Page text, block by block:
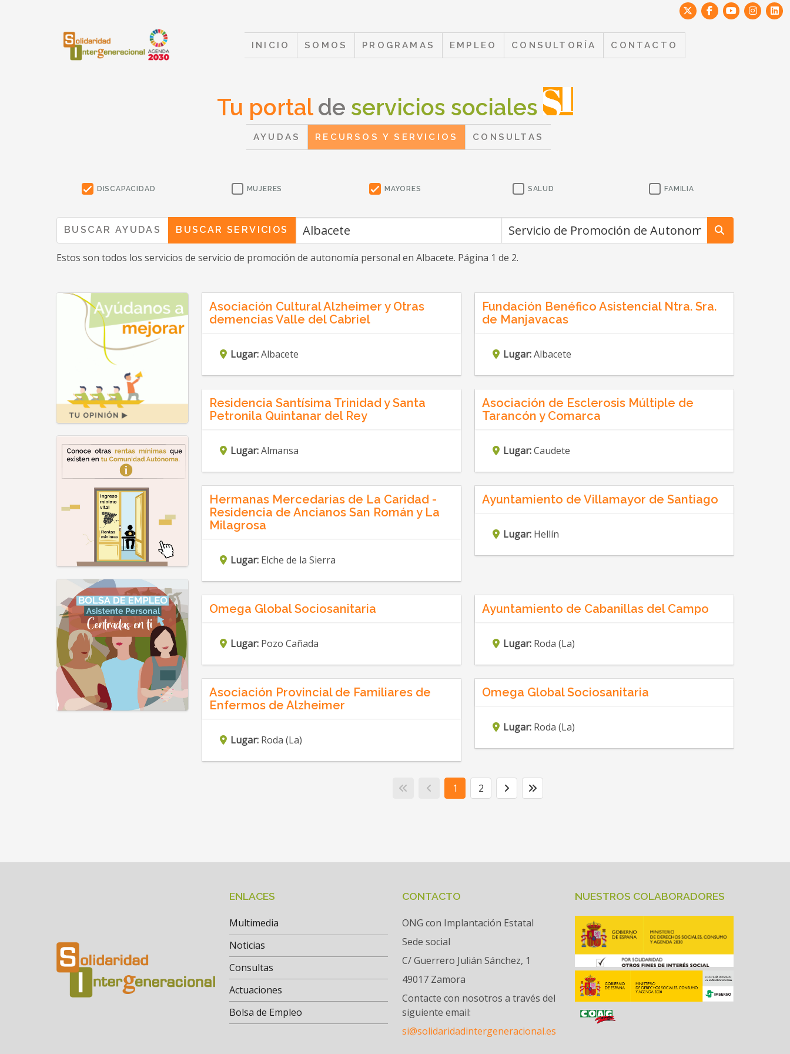
INICIO SOMOS PROGRAMAS EMPLEO CONSULTORÍA CONTACTO
Tu portal de servicios sociales
AYUDAS RECURSOS Y SERVICIOS CONSULTAS
DISCAPACIDAD MUJERES MAYORES SALUD FAMILIA
BUSCAR AYUDAS BUSCAR SERVICIOS
Estos son todos los servicios de servicio de promoción de autonomía personal en Albacete. Página 1 de 2.
Asociación Cultural Alzheimer y Otras
demencias Valle del Cabriel
Lugar:Albacete
Fundación Benéfico Asistencial Ntra. Sra.
de Manjavacas
Lugar:Albacete
Residencia Santísima Trinidad y Santa
Petronila Quintanar del Rey
Lugar:Almansa
Asociación de Esclerosis Múltiple de
Tarancón y Comarca
Lugar:Caudete
Hermanas Mercedarias de La Caridad -
Residencia de Ancianos San Román y La
Milagrosa
Lugar: Elche de la Sierra
Ayuntamiento de Villamayor de Santiago
Lugar: Hellín
Omega Global Sociosanitaria
Lugar: Pozo Cañada
Ayuntamiento de Cabanillas del Campo
Lugar: Roda (La)
Asociación Provincial de Familiares de
Enfermos de Alzheimer
Lugar: Roda (La)
Omega Global Sociosanitaria
Lugar: Roda (La)
1 2
ENLACES
Multimedia
Noticias
Consultas
Actuaciones
Bolsa de Empleo
CONTACTO
ONG con Implantación Estatal
Sede social
C/ Guerrero Julián Sánchez, 1
49017 Zamora
Contacte con nosotros a través del
siguiente email:
si@solidaridadintergeneracional.es
NUESTROS COLABORADORES